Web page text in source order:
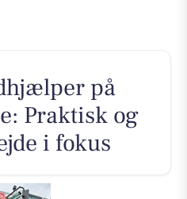
på
Praktisk og
i fokus